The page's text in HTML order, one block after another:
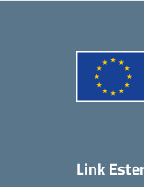
Link